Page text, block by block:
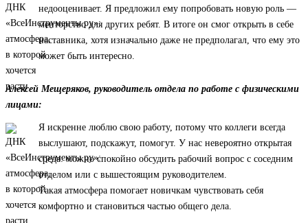
недооценивает. Я предложил ему попробовать новую роль —
менторство для других ребят. В итоге он смог открыть в себе
наставника, хотя изначально даже не предполагал, что ему это
может быть интересно.
Алексей Мещеряков, руководитель отдела по работе с физическими
лицами:
Я искренне люблю свою работу, потому что коллеги всегда
выслушают, подскажут, помогут. У нас невероятно открытая
среда: можно спокойно обсудить рабочий вопрос с соседним
отделом или с вышестоящим руководителем.
Такая атмосфера помогает новичкам чувствовать себя
комфортно и становиться частью общего дела.